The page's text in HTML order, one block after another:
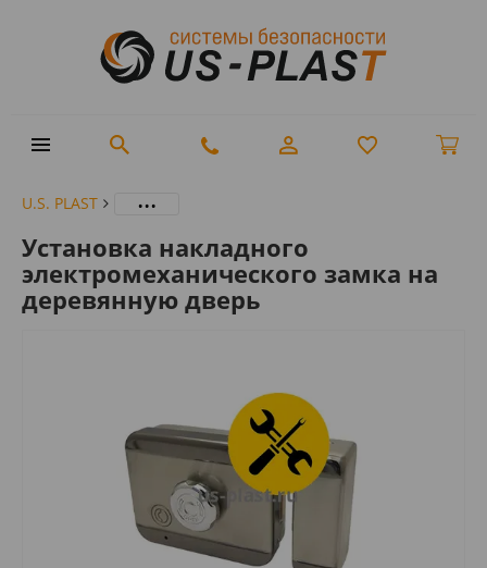
U.S. PLAST ...
Установка накладного
электромеханического замка на
деревянную дверь